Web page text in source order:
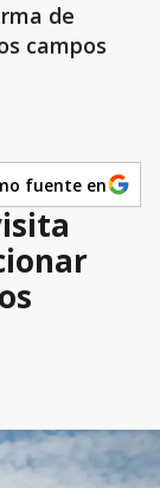
campos
fuente en